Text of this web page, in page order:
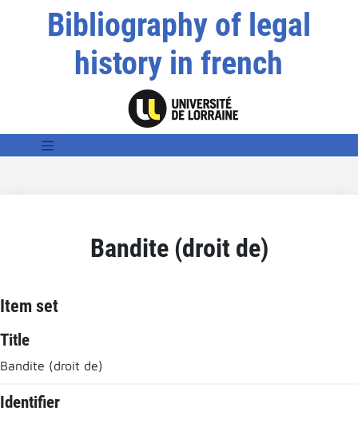
Bibliography of legal
history in french
Bandite (droit de)
Item set
Title
Bandite (droit de)
Identifier